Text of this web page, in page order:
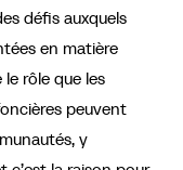
défis auxquels
en matière
rôle que les
peuvent
y